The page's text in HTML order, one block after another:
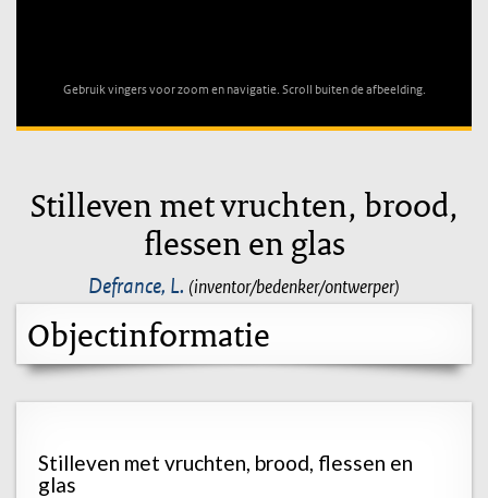
Gebruik vingers voor zoom en navigatie. Scroll buiten de afbeelding.
Stilleven met vruchten, brood,
flessen en glas
Defrance, L. (inventor/bedenker/ontwerper)
Objectinformatie
Stilleven met vruchten, brood, flessen en
glas